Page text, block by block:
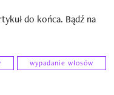
do końca. Bądź na
wypadanie włosów